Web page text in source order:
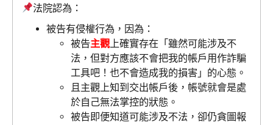
法院認為：
被告有侵權行為，因為：
被告主觀上確實存在「雖然可能涉及不
法，但對方應該不會把我的帳戶用作詐騙
工具吧！也不會造成我的損害」的心態。
且主觀上知到交出帳戶後，帳號就會是處
於自己無法掌控的狀態。
被告即便知道可能涉及不法，卻仍貪圖報